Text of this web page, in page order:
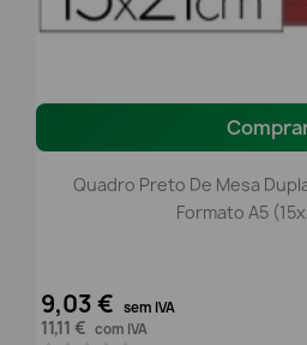
Quadro Preto De Mesa
Formato A5
9,03 € sem IVA
11,11 € com IVA